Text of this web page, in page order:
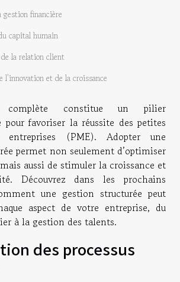
gestion financière
capital humain
la relation client
l’innovation et de la croissance
constitue un pilier
pour favoriser la réussite des petites
entreprises (PME). Adopter une
permet non seulement d’optimiser
aussi de stimuler la croissance et
Découvrez dans les prochains
une gestion structurée peut
aspect de votre entreprise, du
à la gestion des talents.
des processus